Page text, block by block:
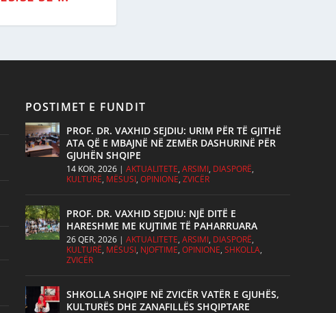
POSTIMET E FUNDIT
PROF. DR. VAXHID SEJDIU: URIM PËR TË GJITHË
ATA QË E MBAJNË NË ZEMËR DASHURINË PËR
GJUHËN SHQIPE
14 KOR, 2026| AKTUALITETE, ARSIMI, DIASPORË,
KULTURË, MËSUSI, OPINIONE, ZVICËR
PROF. DR. VAXHID SEJDIU: NJË DITË E
HARESHME ME KUJTIME TË PAHARRUARA
26 QER, 2026| AKTUALITETE, ARSIMI, DIASPORË,
KULTURË, MËSUSI, NJOFTIME, OPINIONE, SHKOLLA,
ZVICËR
SHKOLLA SHQIPE NË ZVICËR VATËR E GJUHËS,
KULTURËS DHE ZANAFILLËS SHQIPTARE